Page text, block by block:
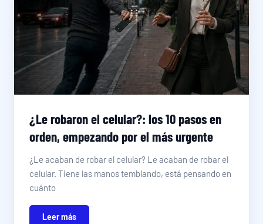
¿Le robaron el celular?: los 10 pasos en
orden, empezando por el más urgente
¿Le acaban de robar el celular? Le acaban de robar el
celular. Tiene las manos temblando, está pensando en
cuánto
Leer más